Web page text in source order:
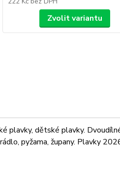
Zvolit variantu
plavky, dětské plavky.
pyžama, župany. Plavky